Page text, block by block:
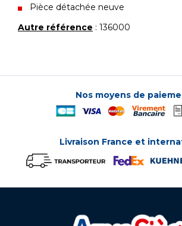
Pièce détachée neuve
Autre référence : 136000
Nos moyens de
Livraison France et